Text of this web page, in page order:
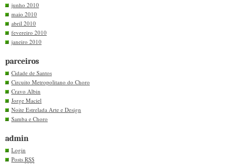
junho 2010
maio 2010
abril 2010
fevereiro 2010
janeiro 2010
parceiros
Cidade de Santos
Circuito Metropolitano do Choro
Cravo Albin
Jorge Maciel
Noite Estrelada Arte e Design
Samba e Choro
admin
Login
Posts RSS